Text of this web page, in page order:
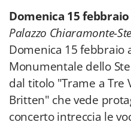
Domenica 15 febbraio
Palazzo Chiaramonte-
Domenica 15 febbraio
Monumentale dello
dal titolo "Trame a Tre
Britten" che vede
concerto intreccia le